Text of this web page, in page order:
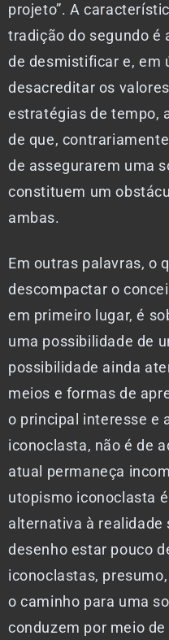
projeto”. A
tradição do segundo é
de desmistificar e, em
desacreditar os
estratégias de tempo,
de que,
de assegurarem uma
constituem um
ambas.
Em outras palavras, o
descompactar o
em primeiro lugar, é
uma possibilidade de
possibilidade ainda
meios e formas de
o principal interesse e
iconoclasta, não é de
atual permaneça
utopismo iconoclasta
alternativa à realidade
desenho estar pouco
iconoclastas,
o caminho para uma
conduzem por meio